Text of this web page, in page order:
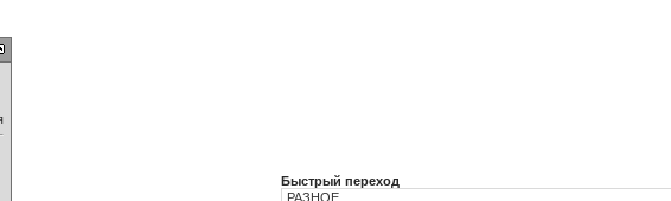
Быстрый переход